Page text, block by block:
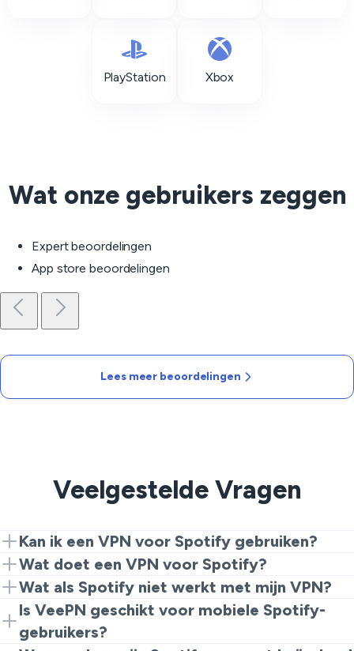
PlayStation Xbox
Wat onze gebruikers zeggen
Expert beoordelingen
App store beoordelingen
Lees meer beoordelingen
Veelgestelde Vragen
Kan ik een VPN voor Spotify gebruiken?
Absoluut! Verbind met een VeePN-server en krijg
overal ter wereld toegang tot Spotify.
Wat doet een VPN voor Spotify?
Een VPN versleutelt je verbinding en helpt
geografische beperkingen te omzeilen, waardoor
ononderbroken streaming mogelijk is.
Wat als Spotify niet werkt met mijn VPN?
Als je problemen tegenkomt, probeer dan server te
wisselen, een ander protocol te gebruiken of je app-
Is VeePN geschikt voor mobiele Spotify-
gebruikers?